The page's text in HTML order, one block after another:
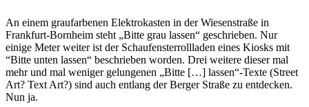
An einem graufarbenen Elektrokasten in der Wiesenstraße in
Frankfurt-Bornheim steht „Bitte grau lassen“ geschrieben. Nur
einige Meter weiter ist der Schaufensterrollladen eines Kiosks mit
“Bitte unten lassen“ beschrieben worden. Drei weitere dieser mal
mehr und mal weniger gelungenen „Bitte […] lassen“-Texte (Street
Art? Text Art?) sind auch entlang der Berger Straße zu entdecken.
Nun ja.